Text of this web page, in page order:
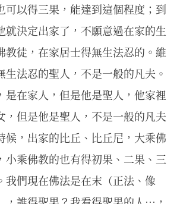
可以得三果，能達到這個程度；到
就決定出家了，不願意過在家的生
教徒，在家居士得無生法忍的。維
生法忍的聖人，不是一般的凡夫。
是在家人，但是他是聖人，他家裡
，但是他是聖人，不是一般的凡夫
候，出家的比丘、比丘尼，大乘佛
小乘佛教的也有得初果、二果、三
我們現在佛法是在末（正法、像